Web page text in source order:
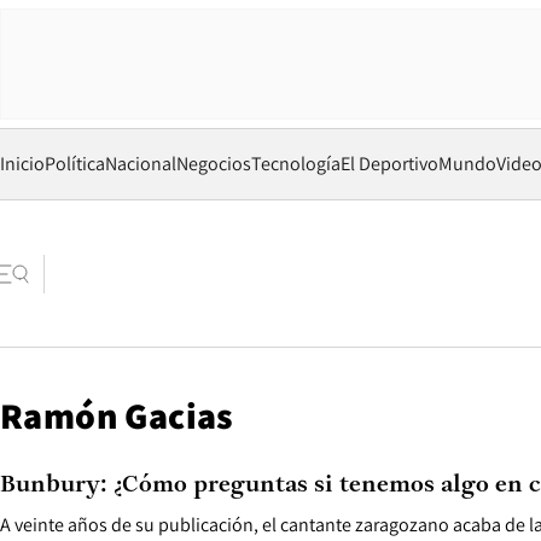
InicioPolíticaNacionalNegociosTecnologíaEl DeportivoMundo
Ramón Gacias
A veinte años de su publicación, el cantante zaragozano acaba de
Bunbury: ¿Cómo preguntas si tenemos algo en